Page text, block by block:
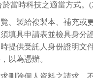
當時科技之適當方式。
、製給複製本、補充或
填具申請表並檢具身分
提供受託人身份證明文
以為憑辦。
刪除個人資料之請求，